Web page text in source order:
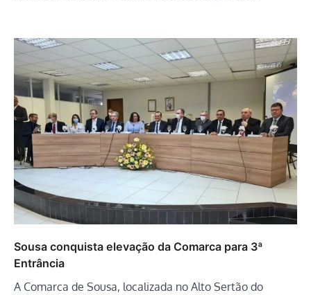
Sousa conquista elevação da Comarca para 3ª
Entrância
A Comarca de Sousa, localizada no Alto Sertão do